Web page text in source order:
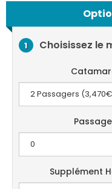
1 Choisissez le
Supplément